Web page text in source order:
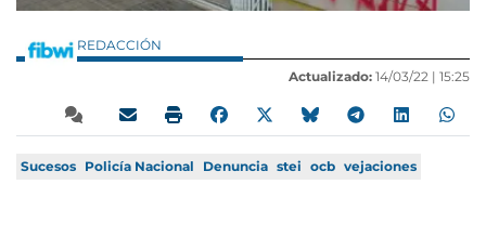
REDACCIÓN
Actualizado: 14/03/22 | 15:25
Sucesos Policía Nacional Denuncia stei ocb vejaciones